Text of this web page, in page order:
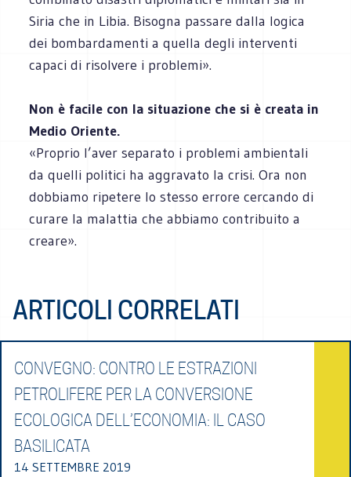
Siria che in Libia. Bisogna passare dalla logica
dei bombardamenti a quella degli interventi
capaci di risolvere i problemi».
Non è facile con la situazione che si è creata in
Medio Oriente.
«Proprio l’aver separato i problemi ambientali
da quelli politici ha aggravato la crisi. Ora non
dobbiamo ripetere lo stesso errore cercando di
curare la malattia che abbiamo contribuito a
creare».
ARTICOLI CORRELATI
CONVEGNO: CONTRO LE ESTRAZIONI
PETROLIFERE PER LA CONVERSIONE
ECOLOGICA DELL’ECONOMIA: IL CASO
BASILICATA
14 SETTEMBRE 2019